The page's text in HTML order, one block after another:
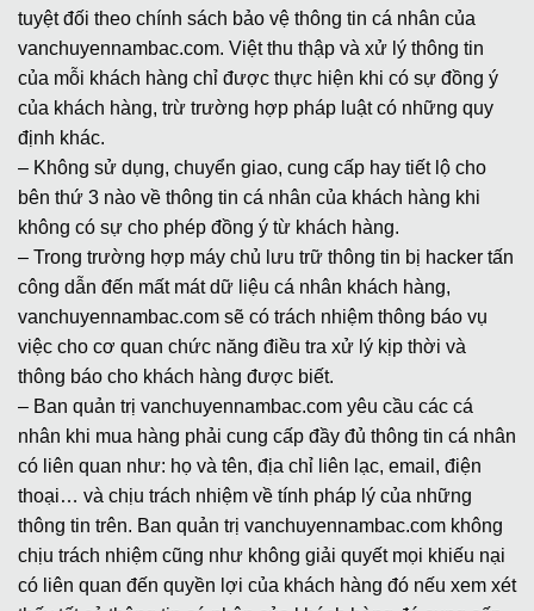
tuyệt đối theo chính sách bảo vệ thông tin cá nhân của
vanchuyennambac.com. Việt thu thập và xử lý thông tin
của mỗi khách hàng chỉ được thực hiện khi có sự đồng ý
của khách hàng, trừ trường hợp pháp luật có những quy
định khác.
– Không sử dụng, chuyển giao, cung cấp hay tiết lộ cho
bên thứ 3 nào về thông tin cá nhân của khách hàng khi
không có sự cho phép đồng ý từ khách hàng.
– Trong trường hợp máy chủ lưu trữ thông tin bị hacker tấn
công dẫn đến mất mát dữ liệu cá nhân khách hàng,
vanchuyennambac.com sẽ có trách nhiệm thông báo vụ
việc cho cơ quan chức năng điều tra xử lý kịp thời và
thông báo cho khách hàng được biết.
– Ban quản trị vanchuyennambac.com yêu cầu các cá
nhân khi mua hàng phải cung cấp đầy đủ thông tin cá nhân
có liên quan như: họ và tên, địa chỉ liên lạc, email, điện
thoại… và chịu trách nhiệm về tính pháp lý của những
thông tin trên. Ban quản trị vanchuyennambac.com không
chịu trách nhiệm cũng như không giải quyết mọi khiếu nại
có liên quan đến quyền lợi của khách hàng đó nếu xem xét